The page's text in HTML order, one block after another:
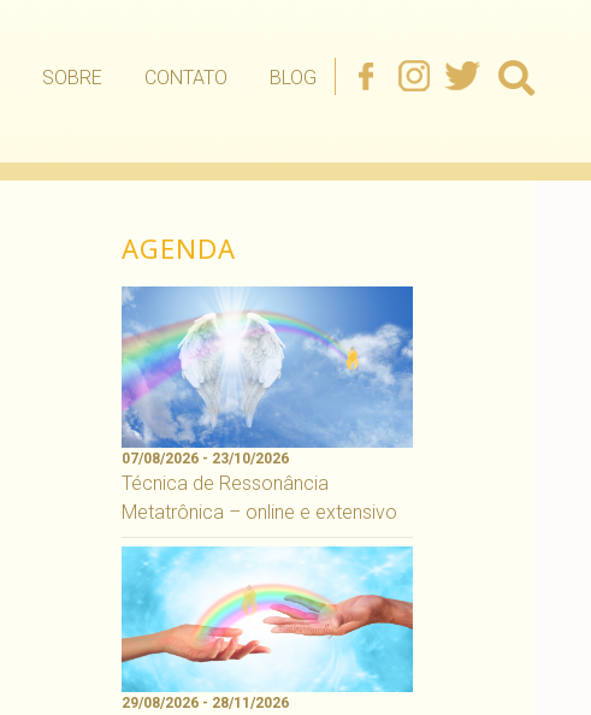
SOBRE CONTATO BLOG
AGENDA
07/08/2026 - 23/10/2026
Técnica de Ressonância
Metatrônica – online e extensivo
29/08/2026 - 28/11/2026